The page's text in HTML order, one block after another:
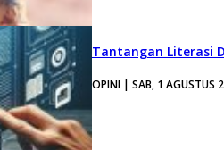
Tantangan Literasi
OPINI | SAB, 1 AGUSTUS